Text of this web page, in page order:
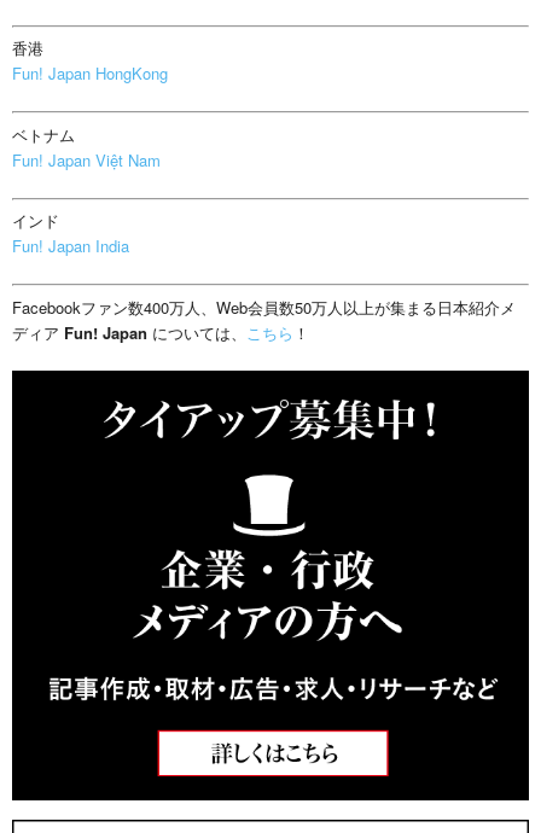
香港
Fun! Japan HongKong
ベトナム
Fun! Japan Việt Nam
インド
Fun! Japan India
Facebookファン数400万人、Web会員数50万人以上が集まる日本紹介メ
ディア Fun! Japan については、 こちら ！